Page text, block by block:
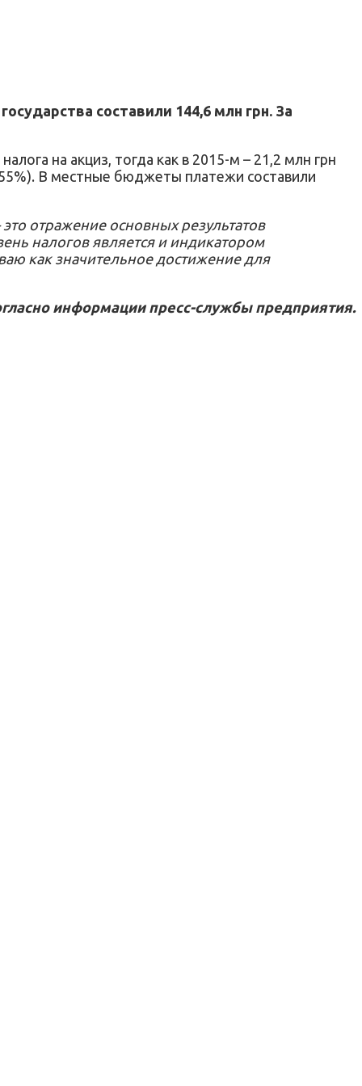
составили 144,6 млн грн. За
на акциз, тогда как в 2015-м – 21,2 млн грн
В местные бюджеты платежи составили
отражение основных результатов
налогов является и индикатором
как значительное достижение для
информации пресс-службы предприятия.